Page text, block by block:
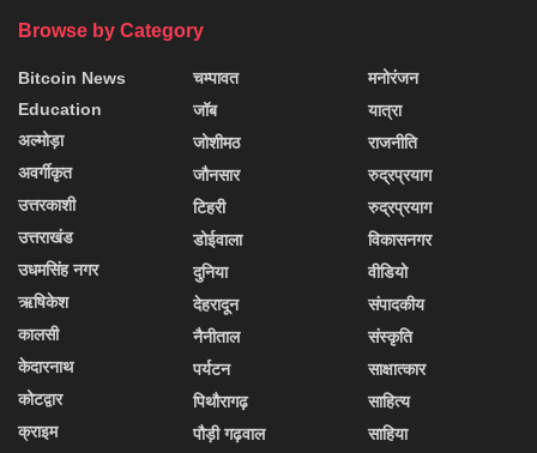
Browse by Category
Bitcoin News
Education
अल्मोड़ा
अवर्गीकृत
उत्तरकाशी
उत्तराखंड
उधमसिंह नगर
ऋषिकेश
कालसी
केदारनाथ
कोटद्वार
क्राइम
चम्पावत
जॉब
जोशीमठ
जौनसार
टिहरी
डोईवाला
दुनिया
देहरादून
नैनीताल
पर्यटन
पिथौरागढ़
पौड़ी गढ़वाल
मनोरंजन
यात्रा
राजनीति
रुद्रप्रयाग
रुद्रप्रयाग
विकासनगर
वीडियो
संपादकीय
संस्कृति
साक्षात्कार
साहित्य
साहिया